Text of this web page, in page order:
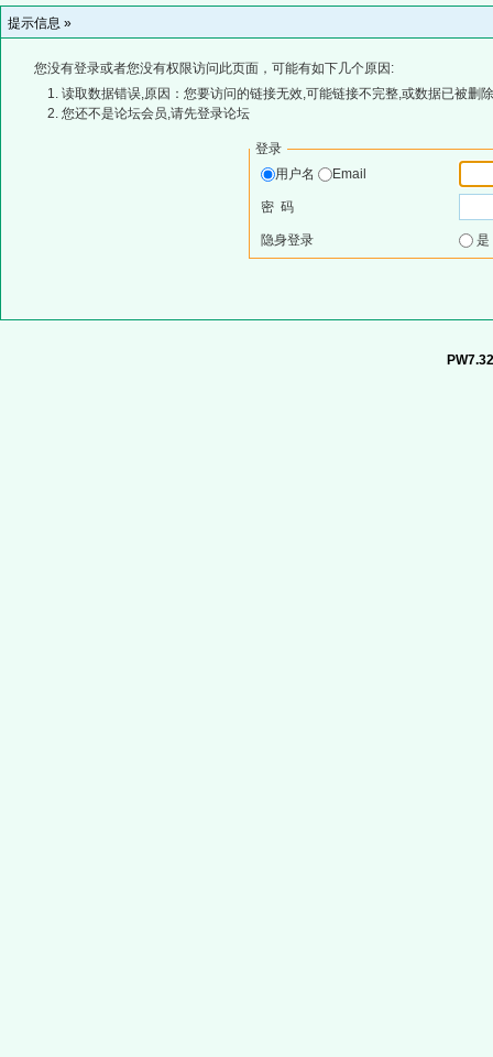
提示信息 »
您没有登录或者您没有权限访问此页面，可能有如下几个原因:
读取数据错误,原因：您要访问的链接无效,可能链接不完整,或数据已被删
您还不是论坛会员,请先登录论坛
登录
用户名
Email
密 码
隐身登录